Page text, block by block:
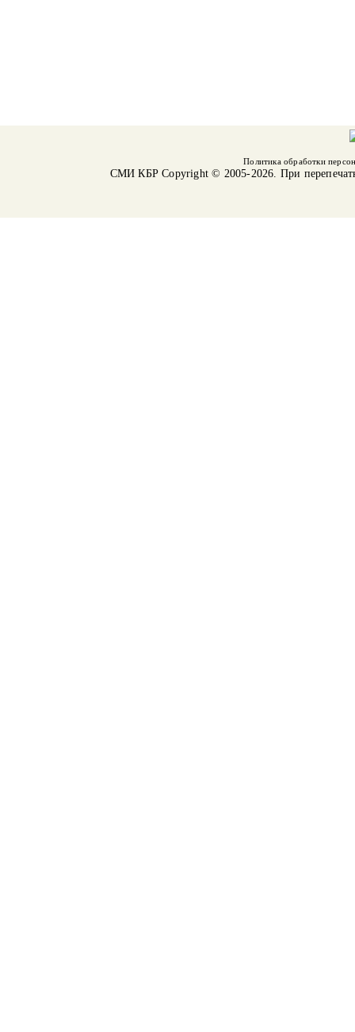
Политика обработки
СМИ КБРCopyright © 2005-2026. При